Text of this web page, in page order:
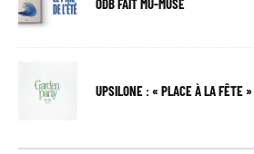
UPSILONE : « PLACE À LA FÊTE »